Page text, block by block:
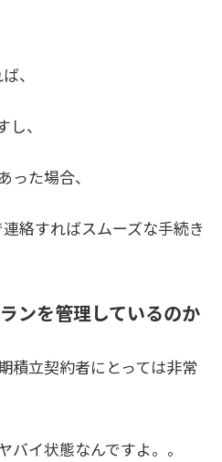
、
、
った場合、
絡すればスムーズな手続き
ンを管理しているのか
積立契約者にとっては非常
イ状態なんですよ。。